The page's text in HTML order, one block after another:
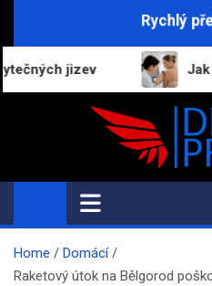
Rychlý
Jak probíhá
Digital-
Kvalitní informace pro každý
Home
Domácí
Raketový útok na Bělgorod